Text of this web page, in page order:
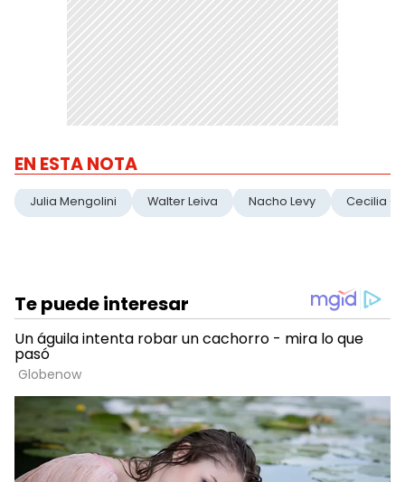
EN ESTA NOTA
Julia Mengolini Walter Leiva Nacho Levy Cecilia